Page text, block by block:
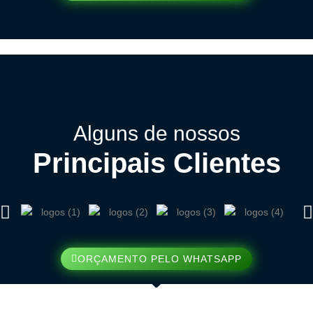
Alguns de nossos
Principais Clientes
ORÇAMENTO PELO WHATSAPP